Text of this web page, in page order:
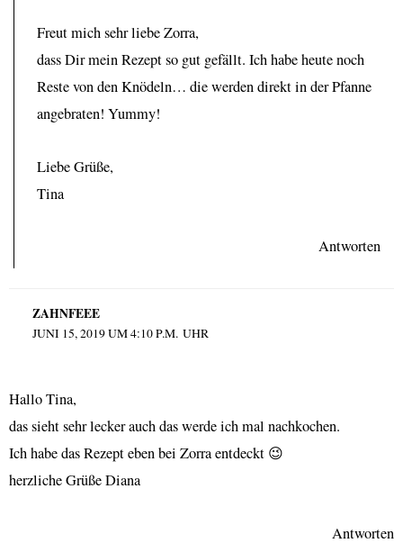
Freut mich sehr liebe Zorra,
dass Dir mein Rezept so gut gefällt. Ich habe heute noch
Reste von den Knödeln… die werden direkt in der Pfanne
angebraten! Yummy!
Liebe Grüße,
Tina
Antworten
ZAHNFEEE
JUNI 15, 2019 UM 4:10 P.M. UHR
Hallo Tina,
das sieht sehr lecker auch das werde ich mal nachkochen.
Ich habe das Rezept eben bei Zorra entdeckt 😉
herzliche Grüße Diana
Antworten